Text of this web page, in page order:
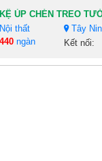
Nội thất
Tây
440ngàn Kết nối: